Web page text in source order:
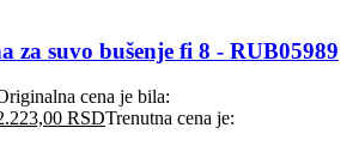
za suvo bušenje fi 8 - RUB05989
cena je bila:
RSDTrenutna cena je: